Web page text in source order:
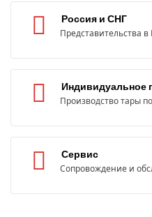
Россия и СНГ
Представительства
Индивидуальное
Производство тары
Сервис
Сопровождение и